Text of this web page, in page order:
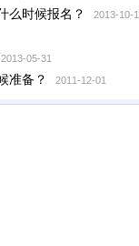
么时候报名？ 2013-10-
2013-05-31
准备？ 2011-12-01